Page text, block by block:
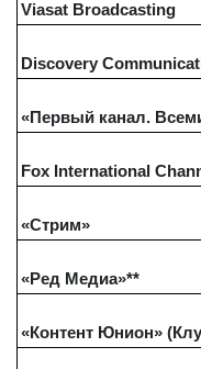
Viasat Broadcasting
Discovery
«Первый канал.
Fox International
«Стрим»
«Ред Медиа»**
«Контент Юнион»